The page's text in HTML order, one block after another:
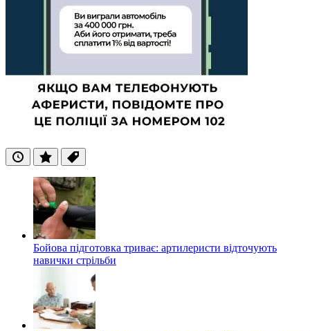
ОстанніПопулярні
Теги
Бойова підготовка триває: артилеристи відточують
навички стрільби